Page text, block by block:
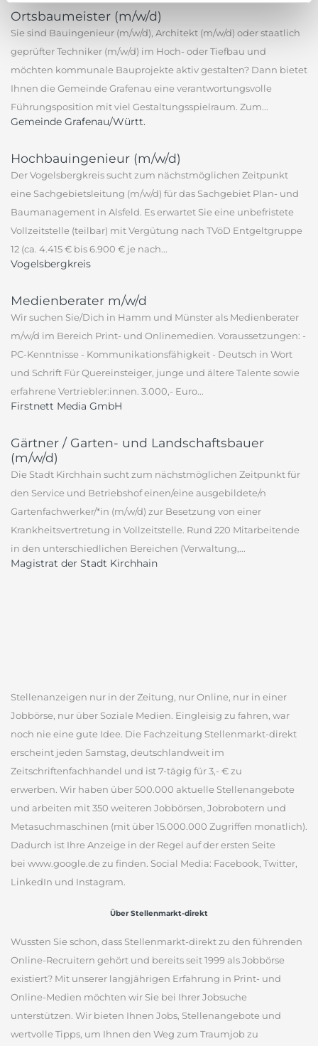
Ortsbaumeister (m/w/d)
Sie sind Bauingenieur (m/w/d), Architekt (m/w/d) oder staatlich
geprüfter Techniker (m/w/d) im Hoch- oder Tiefbau und
möchten kommunale Bauprojekte aktiv gestalten? Dann bietet
Ihnen die Gemeinde Grafenau eine verantwortungsvolle
Führungsposition mit viel Gestaltungsspielraum. Zum...
Gemeinde Grafenau/Württ.
Hochbauingenieur (m/w/d)
Der Vogelsbergkreis sucht zum nächstmöglichen Zeitpunkt
eine Sachgebietsleitung (m/w/d) für das Sachgebiet Plan- und
Baumanagement in Alsfeld. Es erwartet Sie eine unbefristete
Vollzeitstelle (teilbar) mit Vergütung nach TVöD Entgeltgruppe
12 (ca. 4.415 € bis 6.900 € je nach...
Vogelsbergkreis
Medienberater m/w/d
Wir suchen Sie/Dich in Hamm und Münster als Medienberater
m/w/d im Bereich Print- und Onlinemedien. Voraussetzungen: -
PC-Kenntnisse - Kommunikationsfähigkeit - Deutsch in Wort
und Schrift Für Quereinsteiger, junge und ältere Talente sowie
erfahrene Vertriebler:innen. 3.000,- Euro...
Firstnett Media GmbH
Gärtner / Garten- und Landschaftsbauer
(m/w/d)
Die Stadt Kirchhain sucht zum nächstmöglichen Zeitpunkt für
den Service und Betriebshof einen/eine ausgebildete/n
Gartenfachwerker/*in (m/w/d) zur Besetzung von einer
Krankheitsvertretung in Vollzeitstelle. Rund 220 Mitarbeitende
in den unterschiedlichen Bereichen (Verwaltung,...
Magistrat der Stadt Kirchhain
Stellenanzeigen nur in der Zeitung, nur Online, nur in einer
Jobbörse, nur über Soziale Medien. Eingleisig zu fahren, war
noch nie eine gute Idee. Die Fachzeitung Stellenmarkt-direkt
erscheint jeden Samstag, deutschlandweit im
Zeitschriftenfachhandel und ist 7-tägig für 3,- € zu
erwerben. Wir haben über 500.000 aktuelle Stellenangebote
und arbeiten mit 350 weiteren Jobbörsen, Jobrobotern und
Metasuchmaschinen (mit über 15.000.000 Zugriffen monatlich).
Dadurch ist Ihre Anzeige in der Regel auf der ersten Seite
bei www.google.de zu finden. Social Media: Facebook, Twitter,
LinkedIn und Instagram.
Über Stellenmarkt-direkt
Wussten Sie schon, dass Stellenmarkt-direkt zu den führenden
Online-Recruitern gehört und bereits seit 1999 als Jobbörse
existiert? Mit unserer langjährigen Erfahrung in Print- und
Online-Medien möchten wir Sie bei Ihrer Jobsuche
unterstützen. Wir bieten Ihnen Jobs, Stellenangebote und
wertvolle Tipps, um Ihnen den Weg zum Traumjob zu